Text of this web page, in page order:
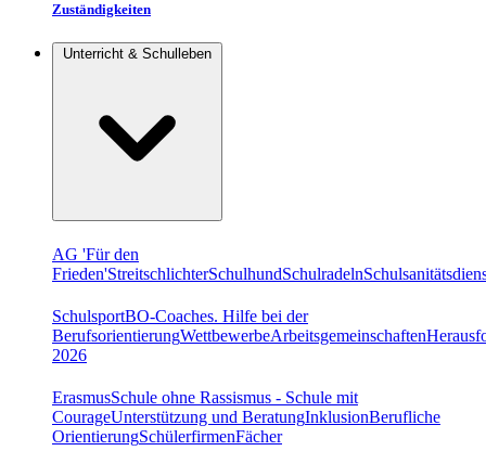
Zuständigkeiten
Unterricht & Schulleben
AG 'Für den
Frieden'StreitschlichterSchulhundSchulradeln
SchulsportBO-Coaches. Hilfe bei der
BerufsorientierungWettbewerbeArbeitsgemeinschaften
2026
ErasmusSchule ohne Rassismus - Schule mit
CourageUnterstützung und BeratungInklusionBerufliche
OrientierungSchülerfirmenFächer